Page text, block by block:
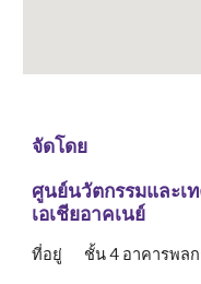
จัดโดย
ศูนย์นวัตกรรมและเ
เอเชียอาคเนย์
ที่อยู่ ชั้น 4 อาคารพล